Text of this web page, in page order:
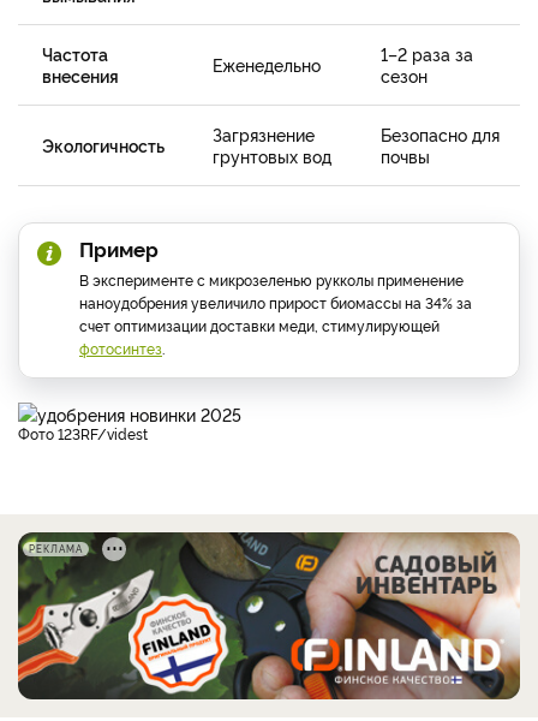
Частота
внесения
Еженедельно
1–2 раза за
сезон
Экологичность
Загрязнение
грунтовых вод
Безопасно для
почвы
Пример
В эксперименте с микрозеленью рукколы применение
наноудобрения увеличило прирост биомассы на 34% за
счет оптимизации доставки меди, стимулирующей
фотосинтез
фото 123RF/videst
РЕКЛАМА